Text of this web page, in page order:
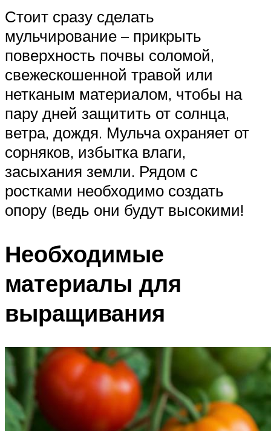
Стоит сразу сделать
мульчирование – прикрыть
поверхность почвы соломой,
свежескошенной травой или
нетканым материалом, чтобы на
пару дней защитить от солнца,
ветра, дождя. Мульча охраняет от
сорняков, избытка влаги,
засыхания земли. Рядом с
ростками необходимо создать
опору (ведь они будут высокими!
Необходимые
материалы для
выращивания